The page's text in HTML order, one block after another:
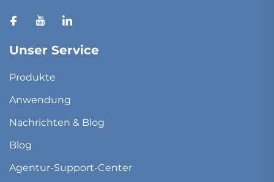
Unser Service
Produkte
Anwendung
Nachrichten & Blog
Blog
Agentur-Support-Center